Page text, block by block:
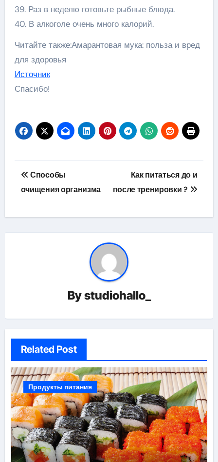
39. Раз в неделю готовьте рыбные блюда.
40. В алкоголе очень много калорий.
Читайте также:Амарантовая мука: польза и вред
для здоровья
Источник
Спасибо!
Навигация
по
Способы
очищения организма
Как питаться до и
после тренировки ?
Bystudiohallo_
Related Post
Продукты питания